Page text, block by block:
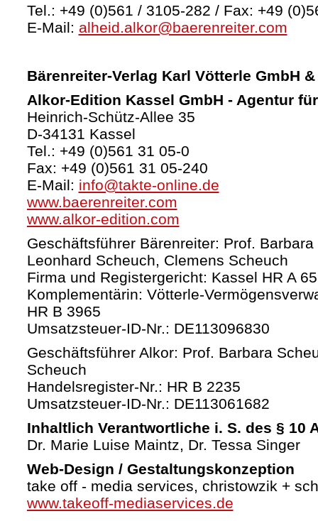
Tel.: +49 (0)561 / 3105-282 / Fax: +49
E-Mail: alheid.alkor@baerenreiter.com
Bärenreiter-Verlag Karl Vötterle GmbH &
Alkor-Edition Kassel GmbH - Agentur
Heinrich-Schütz-Allee 35
D-34131 Kassel
Tel.: +49 (0)561 31 05-0
Fax: +49 (0)561 31 05-240
E-Mail: info@takte-online.de
www.baerenreiter.com
www.alkor-edition.com
Geschäftsführer Bärenreiter: Prof.
Leonhard Scheuch, Clemens Scheuch
Firma und Registergericht: Kassel HR A
Komplementärin: Vötterle-
HR B 3965
Umsatzsteuer-ID-Nr.: DE113096830
Geschäftsführer Alkor: Prof. Barbara
Scheuch
Handelsregister-Nr.: HR B 2235
Umsatzsteuer-ID-Nr.: DE113061682
Inhaltlich Verantwortliche i. S. des § 10
Dr. Marie Luise Maintz, Dr. Tessa Singer
Web-Design / Gestaltungskonzeption
take off - media services, christowzik +
www.takeoff-mediaservices.de